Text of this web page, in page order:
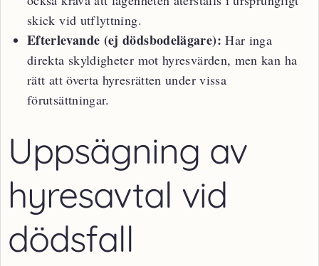
skick vid utflyttning.
Efterlevande (ej dödsbodelägare): Har inga
direkta skyldigheter mot hyresvärden, men kan ha
rätt att överta hyresrätten under vissa
förutsättningar.
Uppsägning av
hyresavtal vid
dödsfall